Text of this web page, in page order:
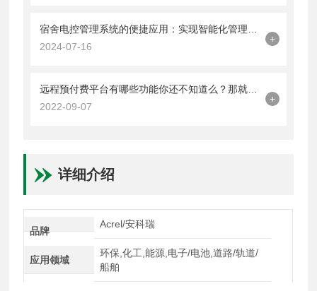
2024-07-16
+
2022-09-07
+
详细介绍
品牌
Acrel/安科瑞
应用领域
环保,化工,能源,电子/电池,道路/轨道/
船舶